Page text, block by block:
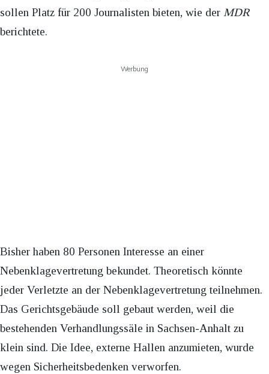
sollen Platz für 200 Journalisten bieten, wie der MDR
berichtete.
Werbung
Bisher haben 80 Personen Interesse an einer
Nebenklagevertretung bekundet. Theoretisch könnte
jeder Verletzte an der Nebenklagevertretung teilnehmen.
Das Gerichtsgebäude soll gebaut werden, weil die
bestehenden Verhandlungssäle in Sachsen-Anhalt zu
klein sind. Die Idee, externe Hallen anzumieten, wurde
wegen Sicherheitsbedenken verworfen.